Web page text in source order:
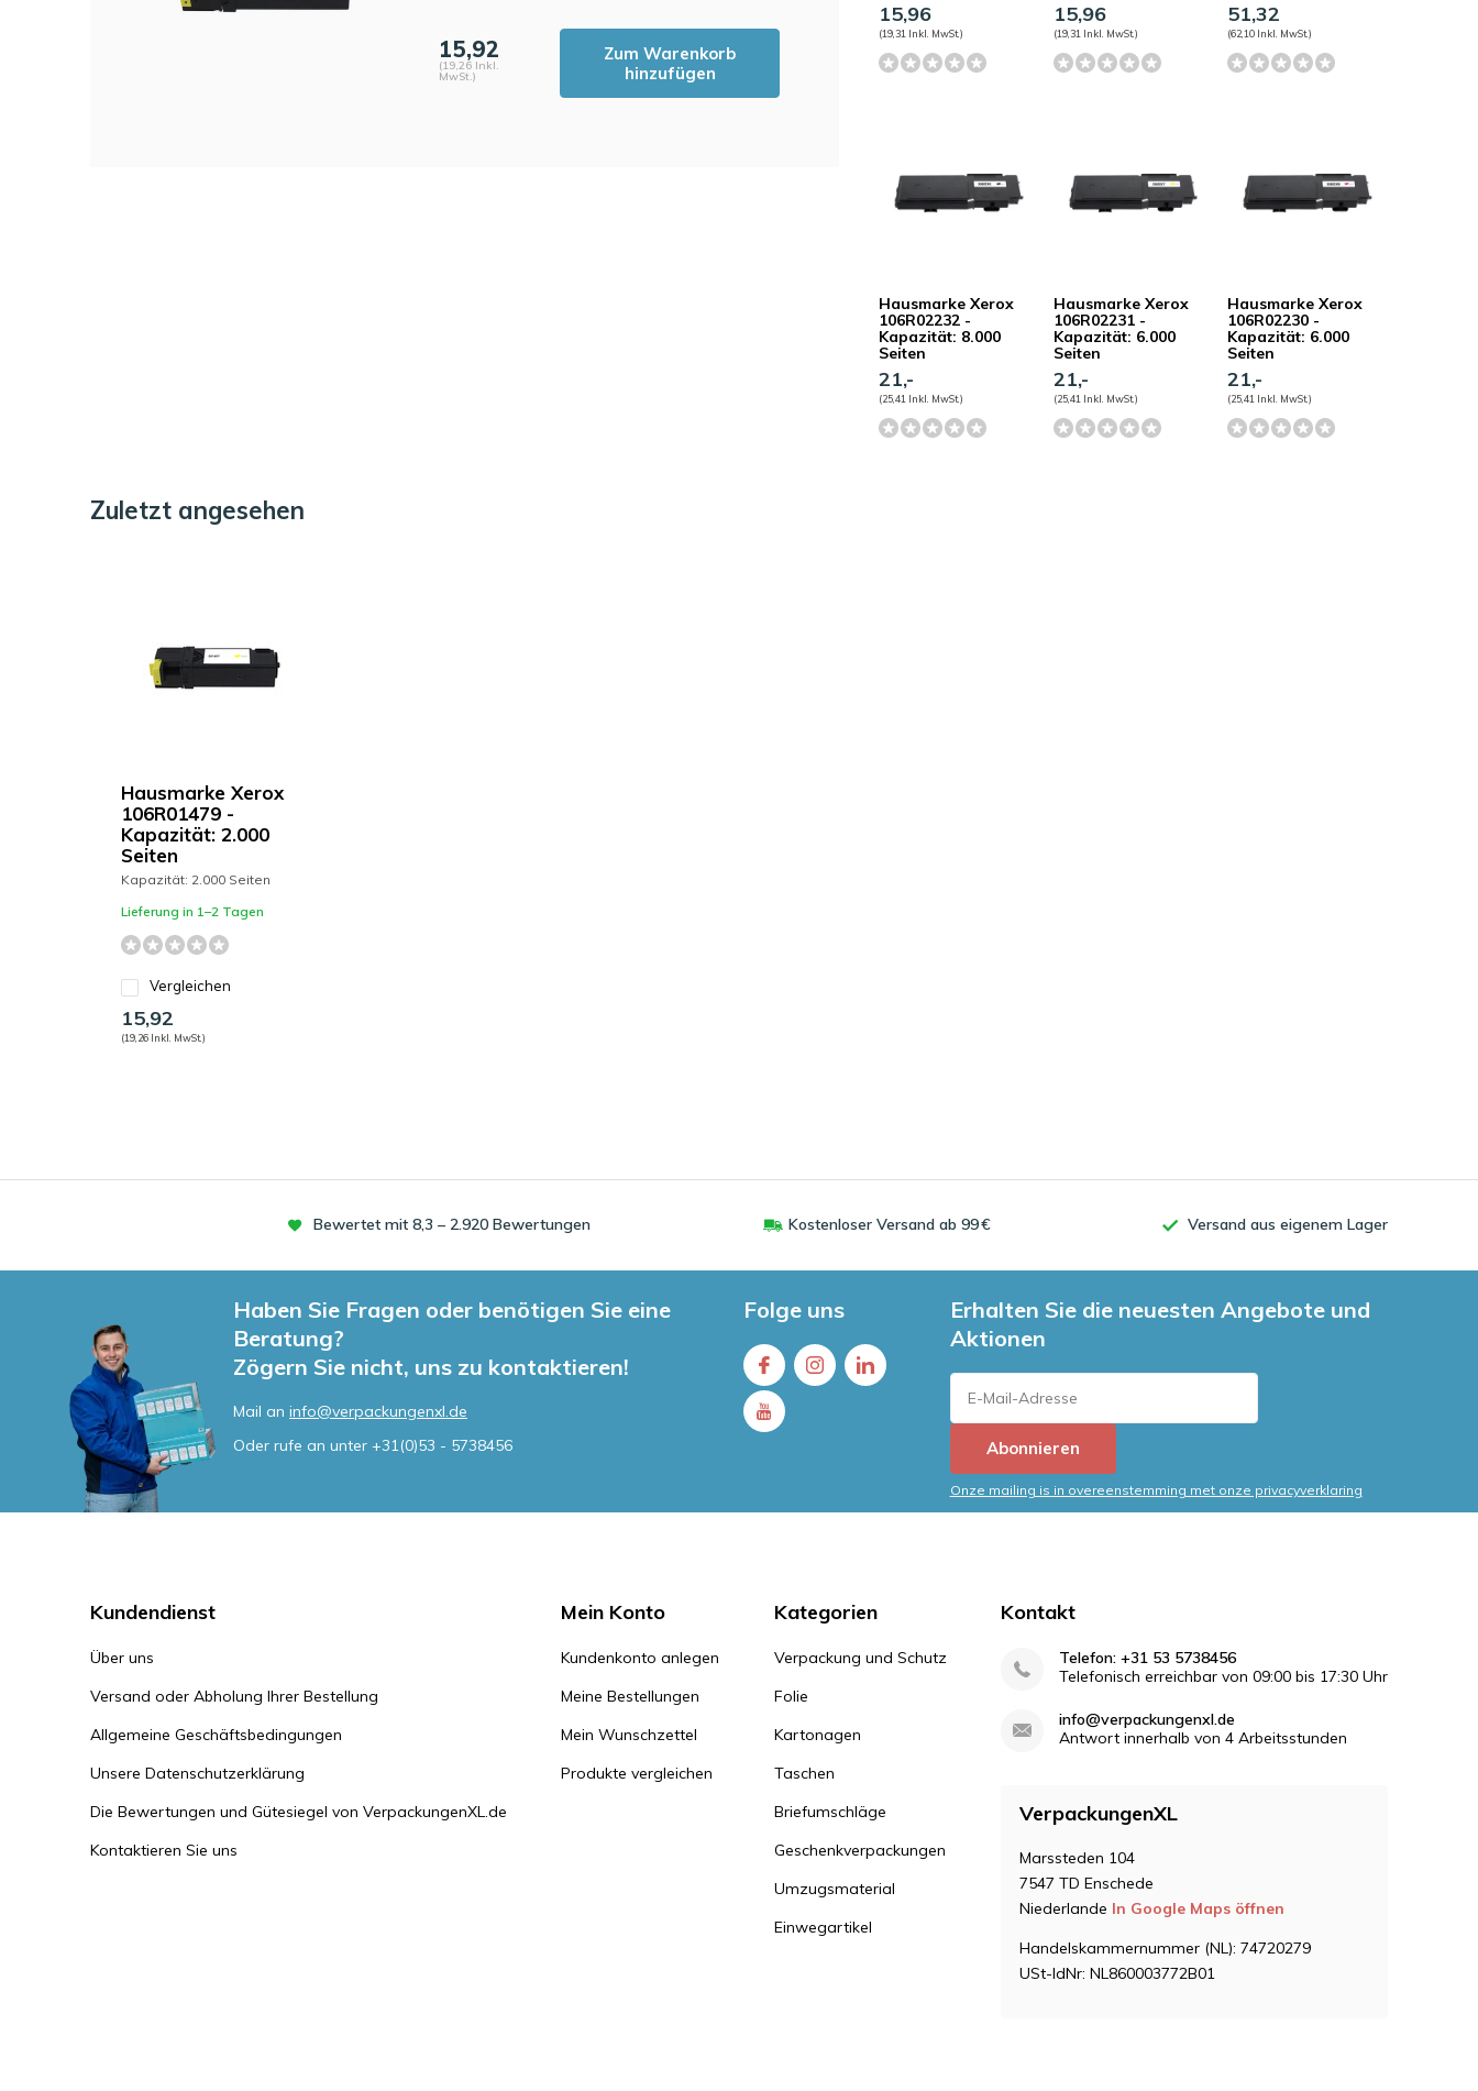
15,92
(19,26 Inkl.
MwSt.)
Zum Warenkorb
hinzufügen
15,96
(19,31 Inkl. MwSt.)
15,96
(19,31 Inkl. MwSt.)
51,32
(62,10 Inkl. MwSt.)
Hausmarke Xerox
106R02232 -
Kapazität: 8.000
Seiten
21,-
(25,41 Inkl. MwSt.)
Hausmarke Xerox
106R02231 -
Kapazität: 6.000
Seiten
21,-
(25,41 Inkl. MwSt.)
Hausmarke Xerox
106R02230 -
Kapazität: 6.000
Seiten
21,-
(25,41 Inkl. MwSt.)
Zuletzt angesehen
Hausmarke Xerox
106R01479 -
Kapazität: 2.000
Seiten
Kapazität: 2.000 Seiten
Lieferung in 1–2 Tagen
Vergleichen
15,92
(19,26 Inkl. MwSt.)
Bewertet mit 8,3 – 2.920 Bewertungen Kostenloser Versand ab 99 € Versand aus eigenem Lager
Haben Sie Fragen oder benötigen Sie eine
Beratung?
Zögern Sie nicht, uns zu kontaktieren!
Mail an info@verpackungenxl.de
Oder rufe an unter +31(0)53 - 5738456
Folge uns
Erhalten Sie die neuesten Angebote und
Aktionen
Abonnieren
Onze mailing is in overeenstemming met onze privacyverklaring
Kundendienst
Über uns
Versand oder Abholung Ihrer Bestellung
Allgemeine Geschäftsbedingungen
Unsere Datenschutzerklärung
Die Bewertungen und Gütesiegel von VerpackungenXL.de
Kontaktieren Sie uns
Mein Konto
Kundenkonto anlegen
Meine Bestellungen
Mein Wunschzettel
Produkte vergleichen
Kategorien
Verpackung und Schutz
Folie
Kartonagen
Taschen
Briefumschläge
Geschenkverpackungen
Umzugsmaterial
Einwegartikel
Kontakt
Telefon: +31 53 5738456
Telefonisch erreichbar von 09:00 bis 17:30 Uhr
info@verpackungenxl.de
Antwort innerhalb von 4 Arbeitsstunden
VerpackungenXL
Marssteden 104
7547 TD Enschede
Niederlande In Google Maps öffnen
Handelskammernummer (NL): 74720279
USt-IdNr: NL860003772B01